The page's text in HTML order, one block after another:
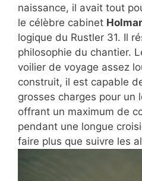
naissance, il avait tout
le célèbre cabinet
logique du Rustler 31. Il
philosophie du chantier.
voilier de voyage assez
construit, il est capable
grosses charges pour un
offrant un maximum de
pendant une longue
faire plus que suivre les